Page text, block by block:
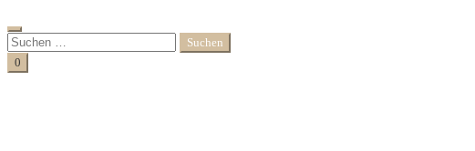
Search
Suchen
nach:
Cart
0